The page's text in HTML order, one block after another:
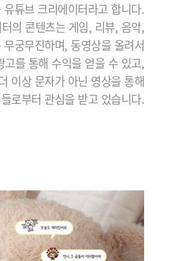
튜브 크리에이터라고 합니다.
의 콘텐츠는 게임, 리뷰, 음악,
궁무진하며, 동영상을 올려서
를 통해 수익을 얻을 수 있고,
이상 문자가 아닌 영상을 통해
로부터 관심을 받고 있습니다.